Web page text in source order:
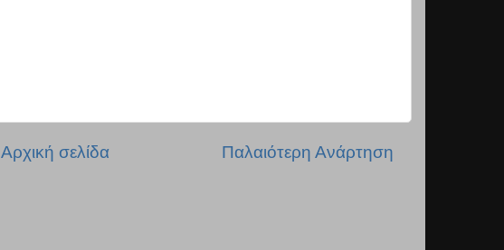
Παλαιότερη Ανάρτηση
Αρχική σελίδα